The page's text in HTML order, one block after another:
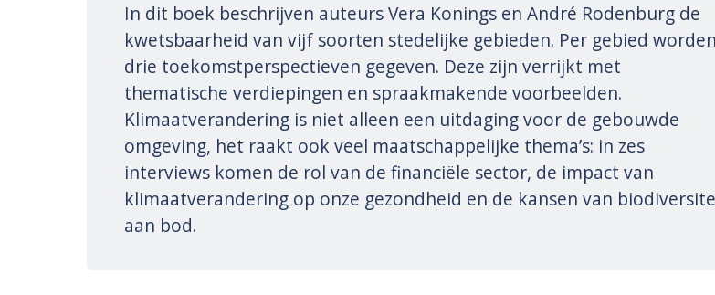
In dit boek beschrijven auteurs Vera Konings en André Rodenburg de
kwetsbaarheid van vijf soorten stedelijke gebieden. Per gebied worden
drie toekomstperspectieven gegeven. Deze zijn verrijkt met
thematische verdiepingen en spraakmakende voorbeelden.
Klimaatverandering is niet alleen een uitdaging voor de gebouwde
omgeving, het raakt ook veel maatschappelijke thema’s: in zes
interviews komen de rol van de financiële sector, de impact van
klimaatverandering op onze gezondheid en de kansen van
aan bod.